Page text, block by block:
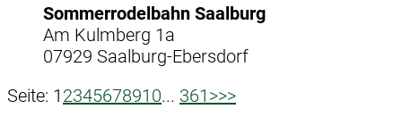
Sommerrodelbahn Saalburg
Am Kulmberg 1a
07929 Saalburg-Ebersdorf
Seite: 1 2345678910... 361 >>>